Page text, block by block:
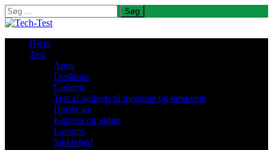
Søg
efter:
Hjem
Test
Apps
Desktops
Gadgets
Test af gadgets til hjemmet og køkkenet
Hardware
Kamera og video
Laptops
Sikkerhed